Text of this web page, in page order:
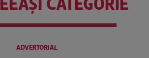
ADVERTORIAL